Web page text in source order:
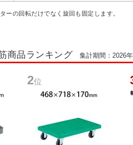
ーの回転だけでなく旋回も固定します。
商品ランキング 集計期間：2026
2位